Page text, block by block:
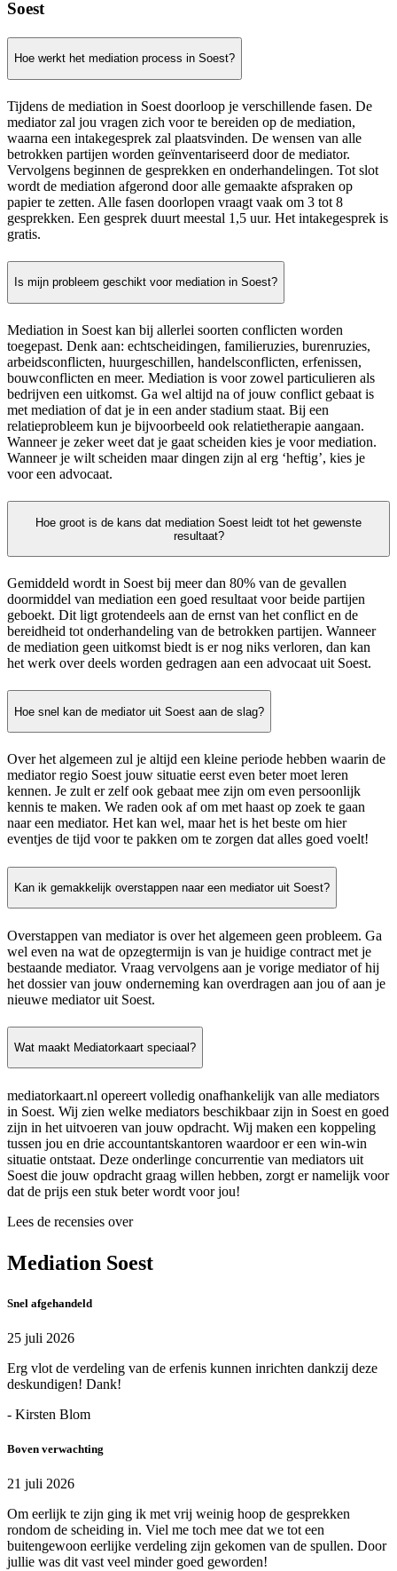
Soest
Hoe werkt het mediation process in Soest?
Tijdens de mediation in Soest doorloop je verschillende fasen. De
mediator zal jou vragen zich voor te bereiden op de mediation,
waarna een intakegesprek zal plaatsvinden. De wensen van alle
betrokken partijen worden geïnventariseerd door de mediator.
Vervolgens beginnen de gesprekken en onderhandelingen. Tot slot
wordt de mediation afgerond door alle gemaakte afspraken op
papier te zetten. Alle fasen doorlopen vraagt vaak om 3 tot 8
gesprekken. Een gesprek duurt meestal 1,5 uur. Het intakegesprek is
gratis.
Is mijn probleem geschikt voor mediation in Soest?
Mediation in Soest kan bij allerlei soorten conflicten worden
toegepast. Denk aan: echtscheidingen, familieruzies, burenruzies,
arbeidsconflicten, huurgeschillen, handelsconflicten, erfenissen,
bouwconflicten en meer. Mediation is voor zowel particulieren als
bedrijven een uitkomst. Ga wel altijd na of jouw conflict gebaat is
met mediation of dat je in een ander stadium staat. Bij een
relatieprobleem kun je bijvoorbeeld ook relatietherapie aangaan.
Wanneer je zeker weet dat je gaat scheiden kies je voor mediation.
Wanneer je wilt scheiden maar dingen zijn al erg ‘heftig’, kies je
voor een advocaat.
Hoe groot is de kans dat mediation Soest leidt tot het gewenste
resultaat?
Gemiddeld wordt in Soest bij meer dan 80% van de gevallen
doormiddel van mediation een goed resultaat voor beide partijen
geboekt. Dit ligt grotendeels aan de ernst van het conflict en de
bereidheid tot onderhandeling van de betrokken partijen. Wanneer
de mediation geen uitkomst biedt is er nog niks verloren, dan kan
het werk over deels worden gedragen aan een advocaat uit Soest.
Hoe snel kan de mediator uit Soest aan de slag?
Over het algemeen zul je altijd een kleine periode hebben waarin de
mediator regio Soest jouw situatie eerst even beter moet leren
kennen. Je zult er zelf ook gebaat mee zijn om even persoonlijk
kennis te maken. We raden ook af om met haast op zoek te gaan
naar een mediator. Het kan wel, maar het is het beste om hier
eventjes de tijd voor te pakken om te zorgen dat alles goed voelt!
Kan ik gemakkelijk overstappen naar een mediator uit Soest?
Overstappen van mediator is over het algemeen geen probleem. Ga
wel even na wat de opzegtermijn is van je huidige contract met je
bestaande mediator. Vraag vervolgens aan je vorige mediator of hij
het dossier van jouw onderneming kan overdragen aan jou of aan je
nieuwe mediator uit Soest.
Wat maakt Mediatorkaart speciaal?
mediatorkaart.nl opereert volledig onafhankelijk van alle mediators
in Soest. Wij zien welke mediators beschikbaar zijn in Soest en goed
zijn in het uitvoeren van jouw opdracht. Wij maken een koppeling
tussen jou en drie accountantskantoren waardoor er een win-win
situatie ontstaat. Deze onderlinge concurrentie van mediators uit
Soest die jouw opdracht graag willen hebben, zorgt er namelijk voor
dat de prijs een stuk beter wordt voor jou!
Lees de recensies over
Mediation Soest
Snel afgehandeld
25 juli 2026
Erg vlot de verdeling van de erfenis kunnen inrichten dankzij deze
deskundigen! Dank!
- Kirsten Blom
Boven verwachting
21 juli 2026
Om eerlijk te zijn ging ik met vrij weinig hoop de gesprekken
rondom de scheiding in. Viel me toch mee dat we tot een
buitengewoon eerlijke verdeling zijn gekomen van de spullen. Door
jullie was dit vast veel minder goed geworden!